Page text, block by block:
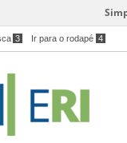
3 Ir para o rodapé 4